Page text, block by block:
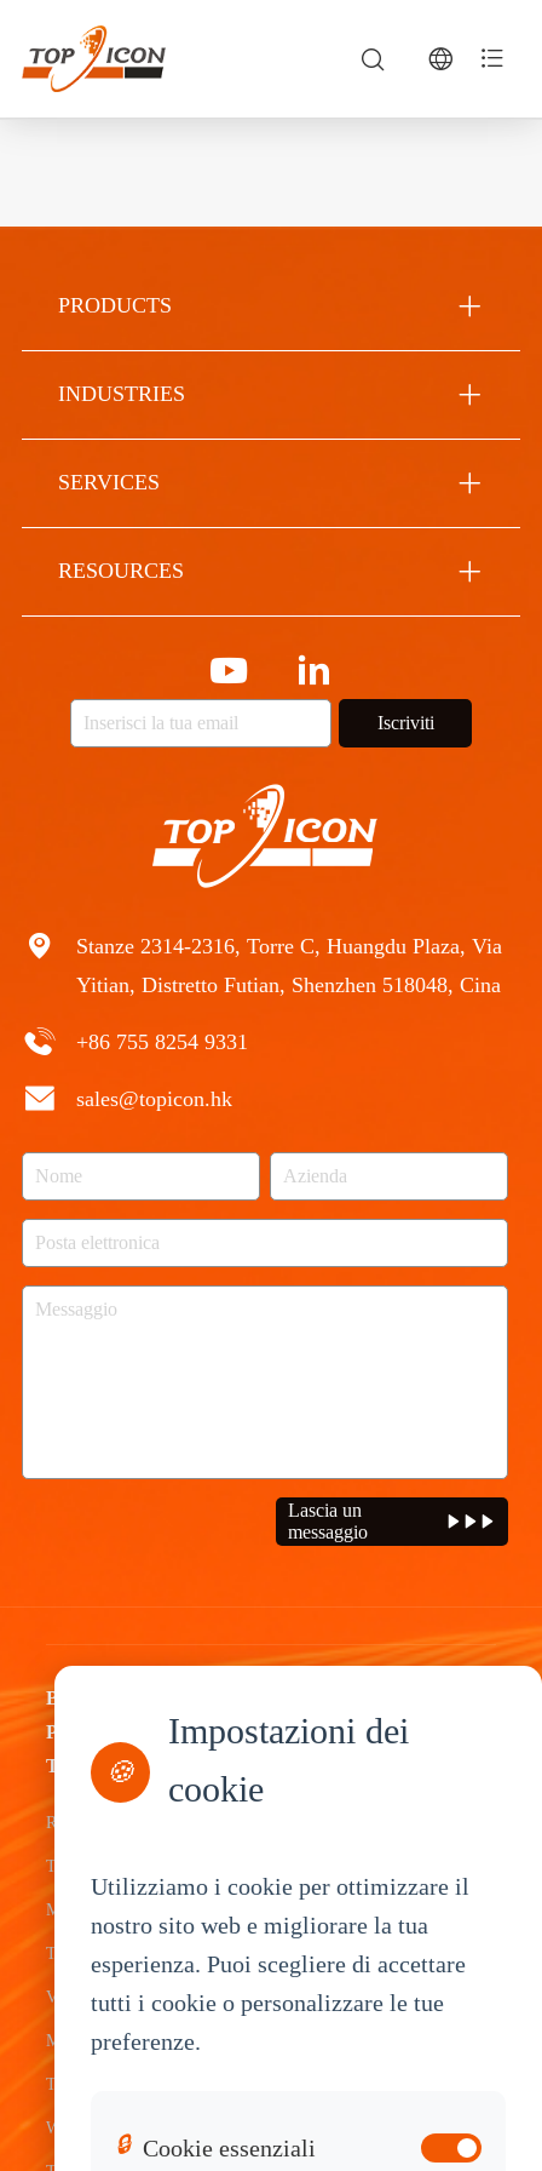
Stanze 2314-2316, Torre C, Huangdu Plaza, Via
Yitian, Distretto Futian, Shenzhen 518048, Cina
+86 755 8254 9331
sales@topicon.hk
Lascia un
messaggio
PRODUCTS
INDUSTRIES
SERVICES
RESOURCES
Iscriviti
By
Product
Type
Rugged
Tablets
Mobile Data
Terminal
Vehicle
Mount
Tablets
Waterproof
Industry
Fleet
Transit
Transportation
Warehouse
Construction
Service
Application
Tablet
Vehicle
Tracking
System
White Label
Industrial
OEM
Knowledge
Sales
🍪
Impostazioni dei
cookie
Utilizziamo i cookie per ottimizzare il
nostro sito web e migliorare la tua
esperienza. Puoi scegliere di accettare
tutti i cookie o personalizzare le tue
preferenze.
🔒 Cookie essenziali